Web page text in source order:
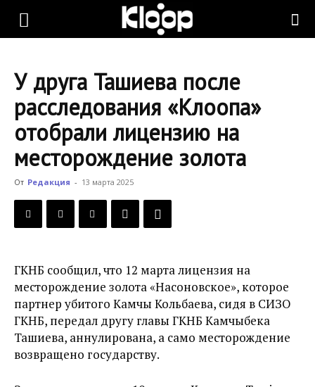
KLOOP.KG
Новости
Кыргызстана
У друга Ташиева после
расследования «Клоопа»
отобрали лицензию на
месторождение золота
От Редакция - 13 марта 2025
ГКНБ сообщил, что 12 марта лицензия на
месторождение золота «Насоновское», которое
партнер убитого Камчы Кольбаева, сидя в СИЗО
ГКНБ, передал другу главы ГКНБ Камчыбека
Ташиева, аннулирована, а само месторождение
возвращено государству.